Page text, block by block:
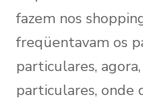
fazem nos
freqüentavam os
particulares,
particulares, onde